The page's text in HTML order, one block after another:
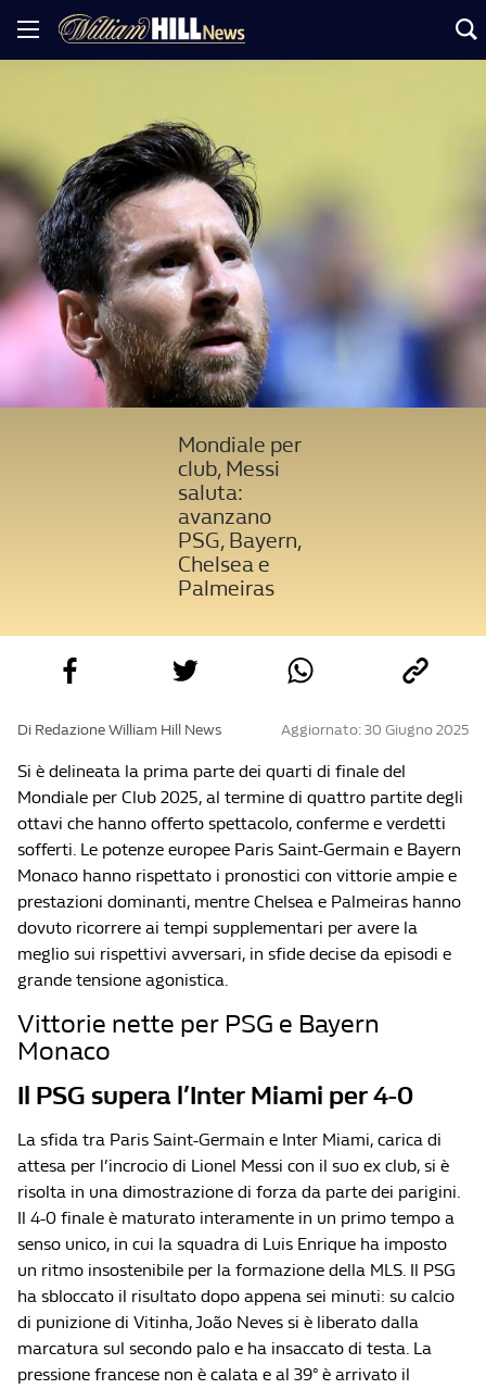
Mondiale per
club, Messi
saluta:
avanzano
PSG, Bayern,
Chelsea e
Palmeiras
Di Redazione William Hill News Aggiornato: 30 Giugno 2025
Si è delineata la prima parte dei quarti di finale del
Mondiale per Club 2025, al termine di quattro partite degli
ottavi che hanno offerto spettacolo, conferme e verdetti
sofferti. Le potenze europee Paris Saint-Germain e Bayern
Monaco hanno rispettato i pronostici con vittorie ampie e
prestazioni dominanti, mentre Chelsea e Palmeiras hanno
dovuto ricorrere ai tempi supplementari per avere la
meglio sui rispettivi avversari, in sfide decise da episodi e
grande tensione agonistica.
Vittorie nette per PSG e Bayern
Monaco
Il PSG supera l’Inter Miami per 4-0
La sfida tra Paris Saint-Germain e Inter Miami, carica di
attesa per l’incrocio di Lionel Messi con il suo ex club, si è
risolta in una dimostrazione di forza da parte dei parigini.
Il 4-0 finale è maturato interamente in un primo tempo a
senso unico, in cui la squadra di Luis Enrique ha imposto
un ritmo insostenibile per la formazione della MLS. Il PSG
ha sbloccato il risultato dopo appena sei minuti: su calcio
di punizione di Vitinha, João Neves si è liberato dalla
marcatura sul secondo palo e ha insaccato di testa. La
pressione francese non è calata e al 39° è arrivato il